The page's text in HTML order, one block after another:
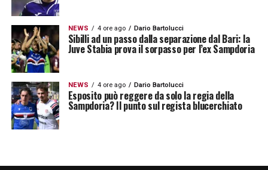
NEWS 4 ore ago Dario Bartolucci
Sibilli ad un passo dalla separazione dal Bari: la
Juve Stabia prova il sorpasso per l’ex Sampdoria
NEWS 4 ore ago Dario Bartolucci
Esposito può reggere da solo la regia della
Sampdoria? Il punto sul regista blucerchiato